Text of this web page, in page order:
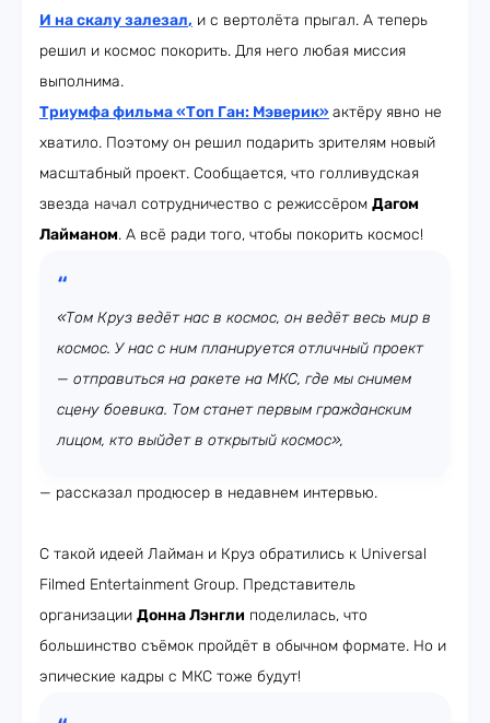
И на скалу залезал, и с вертолёта прыгал. А теперь
решил и космос покорить. Для него любая миссия
выполнима.
Триумфа фильма «Топ Ган: Мэверик»актёру явно не
хватило. Поэтому он решил подарить зрителям новый
масштабный проект. Сообщается, что голливудская
звезда начал сотрудничество с режиссёром Дагом
Лайманом. А всё ради того, чтобы покорить космос!
«Том Круз ведёт нас в космос, он ведёт весь мир в
космос. У нас с ним планируется отличный проект
— отправиться на ракете на МКС, где мы снимем
сцену боевика. Том станет первым гражданским
лицом, кто выйдет в открытый космос»,
— рассказал продюсер в недавнем интервью.
С такой идеей Лайман и Круз обратились к Universal
Filmed Entertainment Group. Представитель
организации Донна Лэнгли поделилась, что
большинство съёмок пройдёт в обычном формате. Но и
эпические кадры с МКС тоже будут!